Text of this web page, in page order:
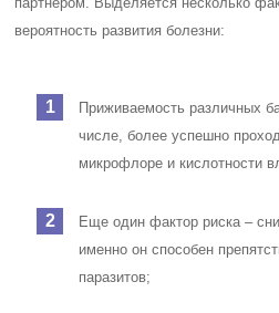
вероятность развития болезни:
Приживаемость различных
числе, более успешно
микрофлоре и кислотности
Еще один фактор риска –
именно он способен
паразитов;